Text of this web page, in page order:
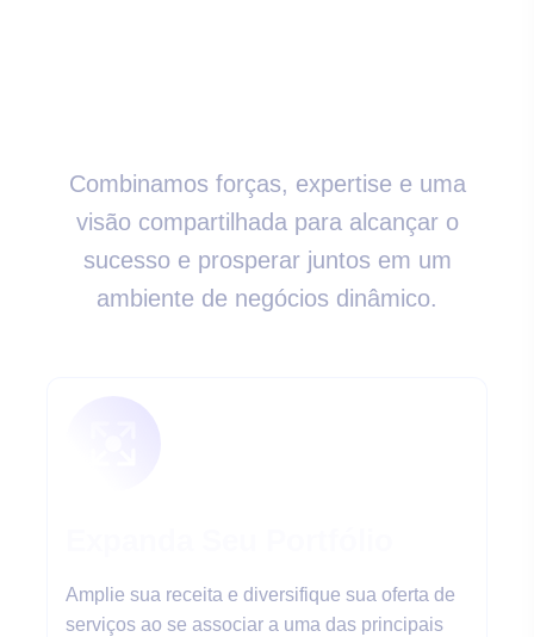
Combinamos forças, expertise e uma
visão compartilhada para alcançar o
sucesso e prosperar juntos em um
ambiente de negócios dinâmico.
Amplie sua receita e diversifique sua oferta de
serviços ao se associar a uma das principais